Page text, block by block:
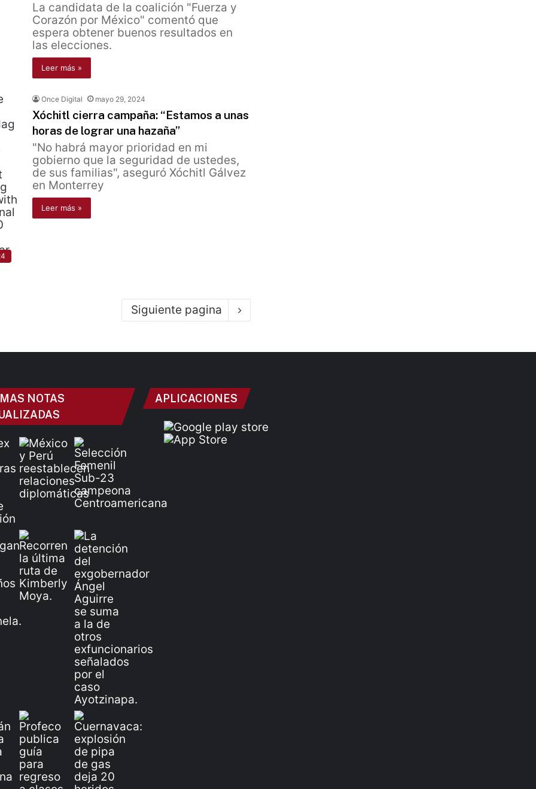
La candidata de la coalición "Fuerza y
Corazón por México" comentó que
espera obtener buenos resultados en
las elecciones.
Leer más »
Once Digital mayo 29, 2024
Xóchitl cierra campaña: “Estamos a unas
horas de lograr una hazaña”
"No habrá mayor prioridad en mi
gobierno que la seguridad de ustedes,
de sus familias", aseguró Xóchitl Gálvez
en Monterrey
Leer más »
Siguiente pagina
NOTAS
APLICACIONES